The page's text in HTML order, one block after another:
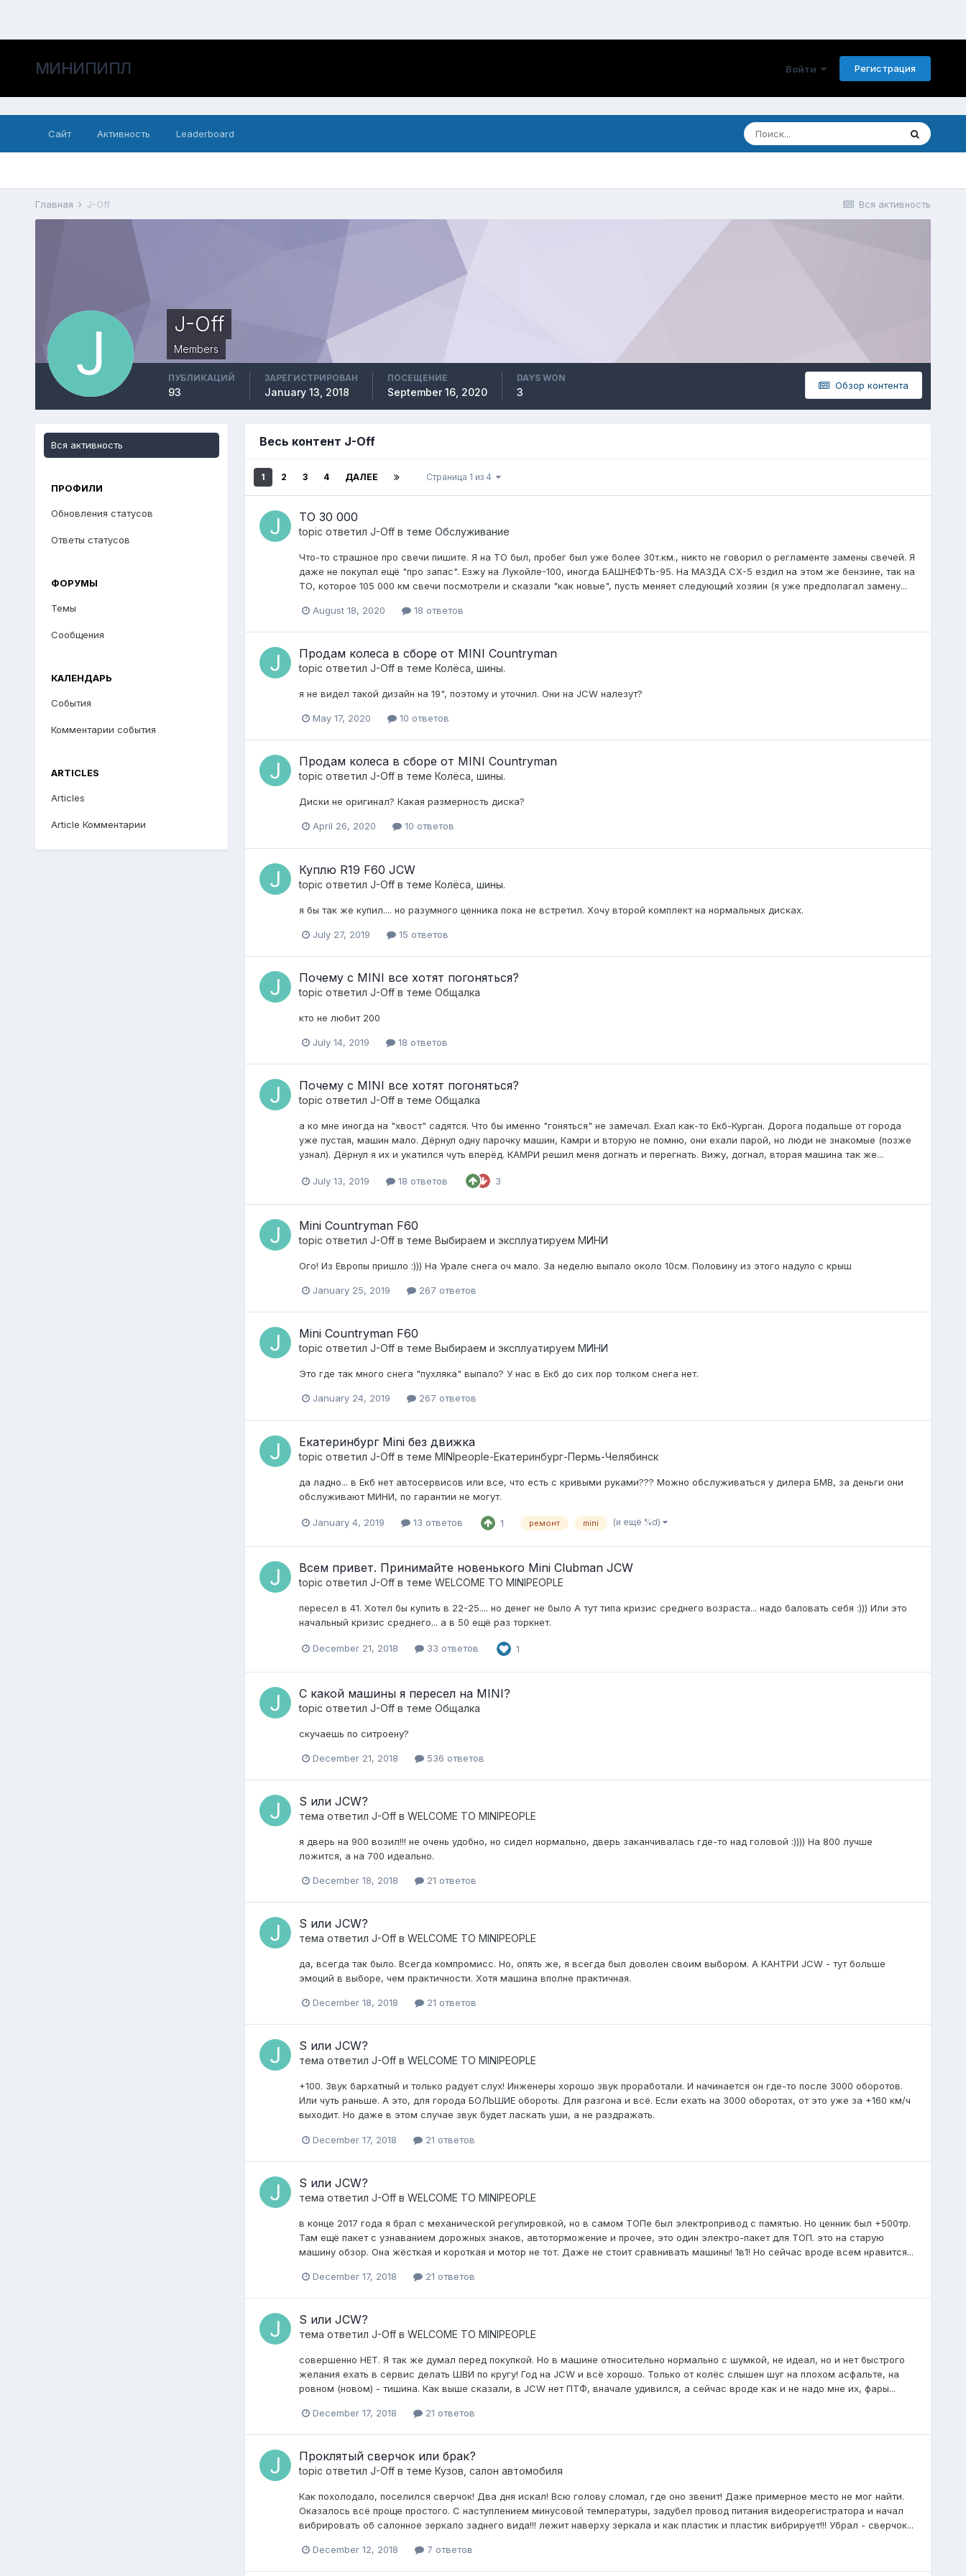
МИНИПИПЛ Войти Регистрация
Сайт Активность Leaderboard
Вся активность
Главная J-Off
J-Off
Members
Обзор контента
ПУБЛИКАЦИЙ
93
ЗАРЕГИСТРИРОВАН
January 13, 2018
ПОСЕЩЕНИЕ
September 16, 2020
DAYS WON
3
Вся активность
ПРОФИЛИ
Обновления статусов
Ответы статусов
ФОРУМЫ
Темы
Сообщения
КАЛЕНДАРЬ
События
Комментарии события
ARTICLES
Articles
Article Комментарии
Весь контент J-Off
1 2 3 4 ДАЛЕЕ Страница 1 из 4
ТО 30 000
topic ответил J-Offв теме Обслуживание
Что-то страшное про свечи пишите. Я на ТО был, пробег был уже более 30т.км., никто не говорил о регламенте замены свечей. Я
даже не покупал ещё "про запас". Езжу на Лукойле-100, иногда БАШНЕФТЬ-95. На МАЗДА СХ-5 ездил на этом же бензине, так на
ТО, которое 105 000 км свечи посмотрели и сказали "как новые", пусть меняет следующий хозяин (я уже предполагал замену...
August 18, 2020 18 ответов
Продам колеса в сборе от MINI Countryman
topic ответил J-Offв теме Колёса, шины.
я не видел такой дизайн на 19", поэтому и уточнил. Они на JCW налезут?
May 17, 2020 10 ответов
Продам колеса в сборе от MINI Countryman
topic ответил J-Offв теме Колёса, шины.
Диски не оригинал? Какая размерность диска?
April 26, 2020 10 ответов
Куплю R19 F60 JCW
topic ответил J-Offв теме Колёса, шины.
я бы так же купил.... но разумного ценника пока не встретил. Хочу второй комплект на нормальных дисках.
July 27, 2019 15 ответов
Почему с MINI все хотят погоняться?
topic ответил J-Offв теме Общалка
кто не любит 200
July 14, 2019 18 ответов
Почему с MINI все хотят погоняться?
topic ответил J-Offв теме Общалка
а ко мне иногда на "хвост" садятся. Что бы именно "гоняться" не замечал. Ехал как-то Екб-Курган. Дорога подальше от города
уже пустая, машин мало. Дёрнул одну парочку машин, Камри и вторую не помню, они ехали парой, но люди не знакомые (позже
узнал). Дёрнул я их и укатился чуть вперёд. КАМРИ решил меня догнать и перегнать. Вижу, догнал, вторая машина так же...
July 13, 2019 18 ответов 3
Mini Countryman F60
topic ответил J-Offв теме Выбираем и эксплуатируем МИНИ
Ого! Из Европы пришло :))) На Урале снега оч мало. За неделю выпало около 10см. Половину из этого надуло с крыш
January 25, 2019 267 ответов
Mini Countryman F60
topic ответил J-Offв теме Выбираем и эксплуатируем МИНИ
Это где так много снега "пухляка" выпало? У нас в Екб до сих пор толком снега нет.
January 24, 2019 267 ответов
Екатеринбург Mini без движка
topic ответил J-Offв теме MINIpeople-Екатеринбург-Пермь-Челябинск
да ладно... в Екб нет автосервисов или все, что есть с кривыми руками??? Можно обслуживаться у дилера БМВ, за деньги они
обслуживают МИНИ, по гарантии не могут.
January 4, 2019 13 ответов 1 ремонт mini (и ещё %d)
Всем привет. Принимайте новенького Mini Clubman JCW
topic ответил J-Offв теме WELCOME TO MINIPEOPLE
пересел в 41. Хотел бы купить в 22-25.... но денег не было А тут типа кризис среднего возраста... надо баловать себя :))) Или это
начальный кризис среднего... а в 50 ещё раз торкнет.
December 21, 2018 33 ответов 1
С какой машины я пересел на MINI?
topic ответил J-Offв теме Общалка
скучаешь по ситроену?
December 21, 2018 536 ответов
S или JCW?
тема ответил J-Offв WELCOME TO MINIPEOPLE
я дверь на 900 возил!!! не очень удобно, но сидел нормально, дверь заканчивалась где-то над головой :)))) На 800 лучше
ложится, а на 700 идеально.
December 18, 2018 21 ответов
S или JCW?
тема ответил J-Offв WELCOME TO MINIPEOPLE
да, всегда так было. Всегда компромисс. Но, опять же, я всегда был доволен своим выбором. А КАНТРИ JCW - тут больше
эмоций в выборе, чем практичности. Хотя машина вполне практичная.
December 18, 2018 21 ответов
S или JCW?
тема ответил J-Offв WELCOME TO MINIPEOPLE
+100. Звук бархатный и только радует слух! Инженеры хорошо звук проработали. И начинается он где-то после 3000 оборотов.
Или чуть раньше. А это, для города БОЛЬШИЕ обороты. Для разгона и всё. Если ехать на 3000 оборотах, от это уже за +160 км/ч
выходит. Но даже в этом случае звук будет ласкать уши, а не раздражать.
December 17, 2018 21 ответов
S или JCW?
тема ответил J-Offв WELCOME TO MINIPEOPLE
в конце 2017 года я брал с механической регулировкой, но в самом ТОПе был электропривод с памятью. Но ценник был +500тр.
Там ещё пакет с узнаванием дорожных знаков, автоторможение и прочее, это один электро-пакет для ТОП. это на старую
машину обзор. Она жёсткая и короткая и мотор не тот. Даже не стоит сравнивать машины! 1в1! Но сейчас вроде всем нравится...
December 17, 2018 21 ответов
S или JCW?
тема ответил J-Offв WELCOME TO MINIPEOPLE
совершенно НЕТ. Я так же думал перед покупкой. Но в машине относительно нормально с шумкой, не идеал, но и нет быстрого
желания ехать в сервис делать ШВИ по кругу! Год на JCW и всё хорошо. Только от колёс слышен шуг на плохом асфальте, на
ровном (новом) - тишина. Как выше сказали, в JCW нет ПТФ, вначале удивился, а сейчас вроде как и не надо мне их, фары...
December 17, 2018 21 ответов
Проклятый сверчок или брак?
topic ответил J-Offв теме Кузов, салон автомобиля
Как похолодало, поселился сверчок! Два дня искал! Всю голову сломал, где оно звенит! Даже примерное место не мог найти.
Оказалось всё проще простого. С наступлением минусовой температуры, задубел провод питания видеорегистратора и начал
вибрировать об салонное зеркало заднего вида!!! лежит наверху зеркала и как пластик и пластик вибрирует!!! Убрал - сверчок...
December 12, 2018 7 ответов